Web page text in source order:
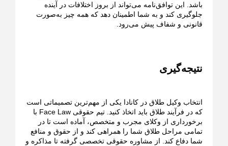
باشد. این توافق‌نامه می‌تواند از بروز اختلافات در آینده
جلوگیری کند و به شما اطمینان دهد که همه چیز به‌صورت
قانونی و شفاف پیش می‌رود.
نتیجه‌گیری
انتخاب وکیل طلاق در کانادا یکی از مهم‌ترین تصمیماتی است
که در فرآیند طلاق باید اتخاذ کنید. تیم حقوقی Face Law با
برخورداری از وکلای مجرب و متخصص، آماده است تا در
تمامی مراحل طلاق شما را همراهی کند و از حقوق و منافع
شما دفاع کند. از مشاوره حقوقی تخصصی گرفته تا مذاکره و